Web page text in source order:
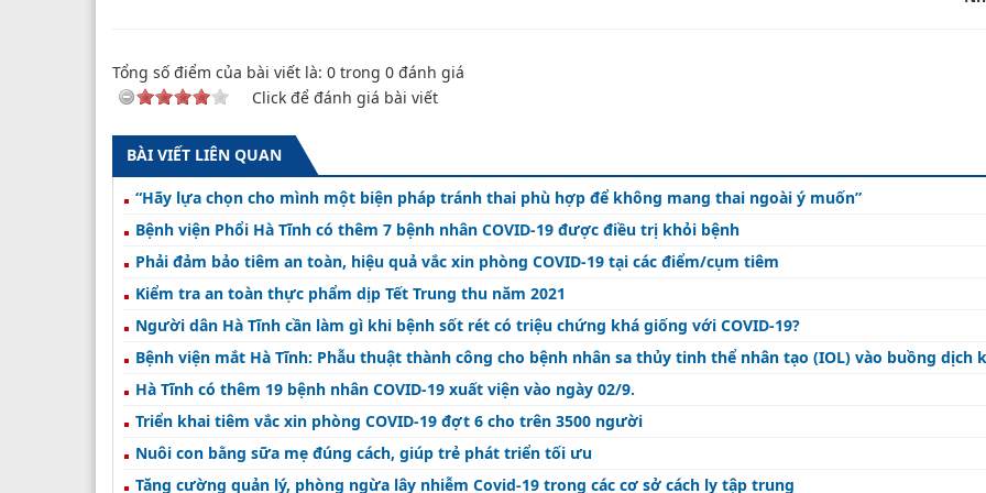
Tổng số điểm của bài viết là: 0 trong 0 đánh giá
Click để đánh giá bài viết
BÀI VIẾT LIÊN QUAN
“Hãy lựa chọn cho mình một biện pháp tránh thai phù hợp để không mang thai ngoài ý muốn”
Bệnh viện Phổi Hà Tĩnh có thêm 7 bệnh nhân COVID-19 được điều trị khỏi bệnh
Phải đảm bảo tiêm an toàn, hiệu quả vắc xin phòng COVID-19 tại các điểm/cụm tiêm
Kiểm tra an toàn thực phẩm dịp Tết Trung thu năm 2021
Người dân Hà Tĩnh cần làm gì khi bệnh sốt rét có triệu chứng khá giống với COVID-19?
Bệnh viện mắt Hà Tĩnh: Phẫu thuật thành công cho bệnh nhân sa thủy tinh thể nhân tạo (IOL) vào buồng dịch
Hà Tĩnh có thêm 19 bệnh nhân COVID-19 xuất viện vào ngày 02/9.
Triển khai tiêm vắc xin phòng COVID-19 đợt 6 cho trên 3500 người
Nuôi con bằng sữa mẹ đúng cách, giúp trẻ phát triển tối ưu
Tăng cường quản lý, phòng ngừa lây nhiễm Covid-19 trong các cơ sở cách ly tập trung